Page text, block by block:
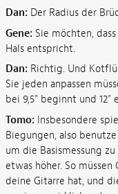
Dan: Der Radius der
Gene: Sie möchten,
Hals entspricht.
Dan: Richtig. Und
Sie jeden anpassen
bei 9,5" beginnt und 12"
Tomo: Insbesondere
Biegungen, also
um die Basismessung
etwas höher. So
deine Gitarre hat, und